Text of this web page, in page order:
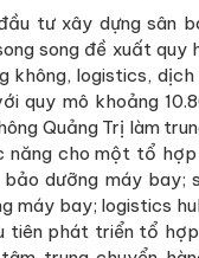
tư xây dựng sân
song đề xuất
không, logistics,
quy mô khoảng
Quảng Trị làm
năng cho một tổ hợp
dưỡng máy bay;
máy bay; logistics
tiên phát triển tổ